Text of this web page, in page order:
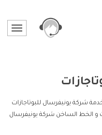
شركة يونيفرسال للبوتاجازات
و الخط الساخن شركة يونيفرسال